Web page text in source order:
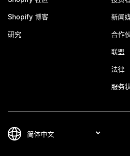
Shopify 博客
研究
新闻
合作
联盟
法律
服务